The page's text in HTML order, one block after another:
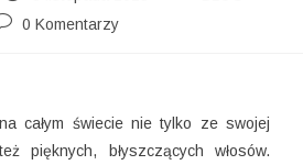
0 Komentarzy
całym świecie nie tylko ze swojej
pięknych, błyszczących włosów.